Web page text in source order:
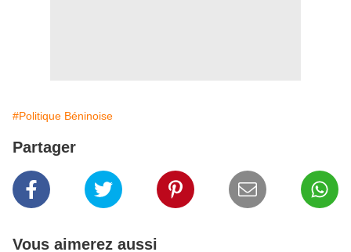
#Politique Béninoise
Partager
Vous aimerez aussi